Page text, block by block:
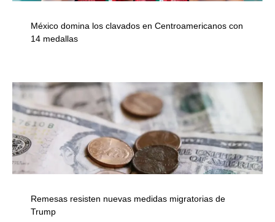
México domina los clavados en Centroamericanos con
14 medallas
Remesas resisten nuevas medidas migratorias de
Trump